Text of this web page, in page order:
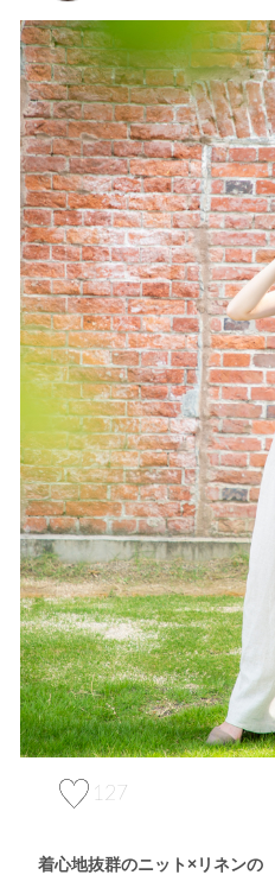
127
着心地抜群のニット×リネンの